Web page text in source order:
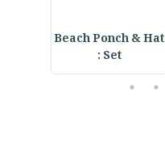
Beach Ponch & Hat
Set :
4
5